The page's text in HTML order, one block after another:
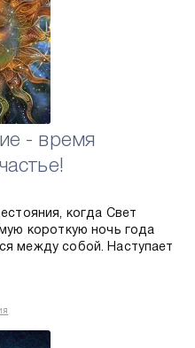
- время
когда Свет
короткую ночь года
между собой. Наступает